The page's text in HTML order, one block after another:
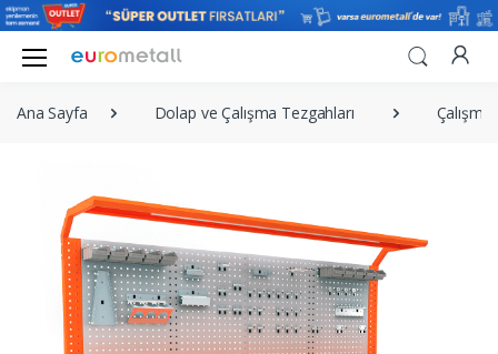
Ana Sayfa Dolap ve Çalışma Tezgahları Çalışma